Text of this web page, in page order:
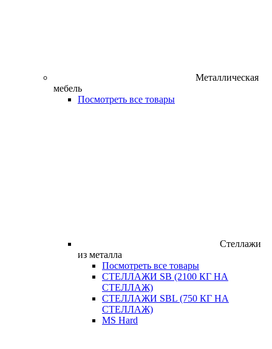
Металлическая
мебель
Посмотреть все товары
Стеллажи
из металла
Посмотреть все товары
СТЕЛЛАЖИ SB (2100 КГ НА
СТЕЛЛАЖ)
СТЕЛЛАЖИ SBL (750 КГ НА
СТЕЛЛАЖ)
MS Hard